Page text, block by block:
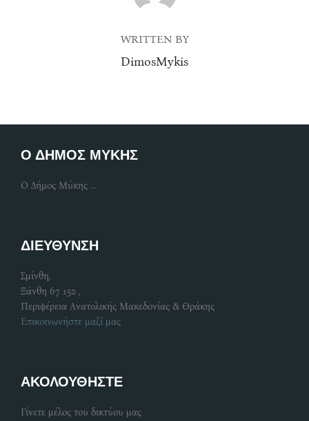
WRITTEN BY
DimosMykis
Ο ΔΗΜΟΣ ΜΥΚΗΣ
Ο Δήμος Μύκης ...
ΔΙΕΥΘΥΝΣΗ
Σμίνθη,
Ξάνθη 67 150 ,
Περιφέρεια Ανατολικής Μακεδονίας & Θράκης
Επικοινωνήστε μαζί μας
ΑΚΟΛΟΥΘΗΣΤΕ
Γίνετε μέλος του δικτύου μας